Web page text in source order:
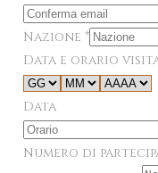
Nazione *
Data e orario
Data
Numero di